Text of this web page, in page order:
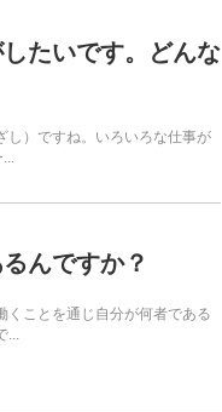
たいです。どんな
し）ですね。いろいろな仕事が
んですか？
くことを通じ自分が何者である
...